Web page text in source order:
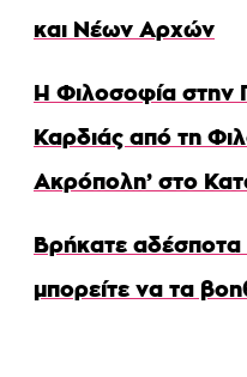
και Νέων Αρχών
Η Φιλοσοφία
Καρδιάς από τη
Ακρόπολη’ στο
Βρήκατε αδέσποτα
μπορείτε να τα